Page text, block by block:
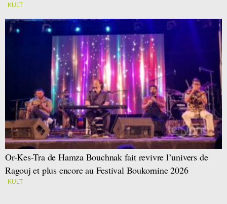
KULT
Or-Kes-Tra de Hamza Bouchnak fait revivre l’univers de
Ragouj et plus encore au Festival Boukornine 2026
KULT